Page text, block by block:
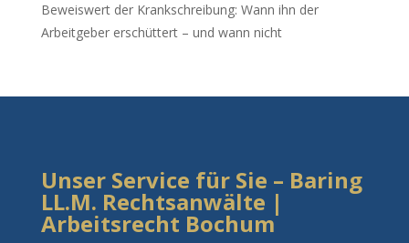
Beweiswert der Krankschreibung: Wann ihn der
Arbeitgeber erschüttert – und wann nicht
Unser Service für Sie – Baring
LL.M. Rechtsanwälte |
Arbeitsrecht Bochum